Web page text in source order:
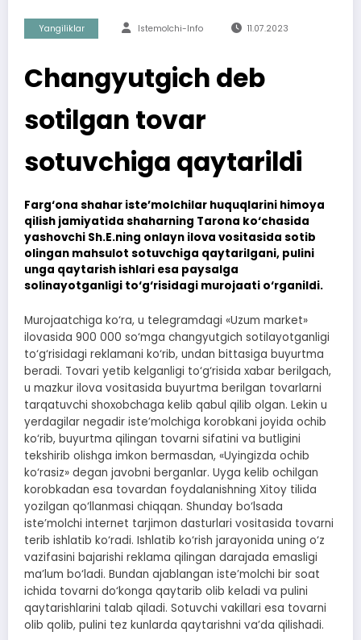
Yangiliklar Istemolchi-Info 11.07.2023
Changyutgich deb
sotilgan tovar
sotuvchiga qaytarildi
Farg‘ona shahar iste’molchilar huquqlarini himoya
qilish jamiyatida shaharning Tarona ko‘chasida
yashovchi Sh.E.ning onlayn ilova vositasida sotib
olingan mahsulot sotuvchiga qaytarilgani, pulini
unga qaytarish ishlari esa paysalga
solinayotganligi to‘g‘risidagi murojaati o‘rganildi.
Murojaatchiga ko‘ra, u telegramdagi «Uzum market»
ilovasida 900 000 so‘mga changyutgich sotilayotganligi
to‘g‘risidagi reklamani ko‘rib, undan bittasiga buyurtma
beradi. Tovari yetib kelganligi to‘g‘risida xabar berilgach,
u mazkur ilova vositasida buyurtma berilgan tovarlarni
tarqatuvchi shoxobchaga kelib qabul qilib olgan. Lekin u
yerdagilar negadir iste’molchiga korobkani joyida ochib
ko‘rib, buyurtma qilingan tovarni sifatini va butligini
tekshirib olishga imkon bermasdan, «Uyingizda ochib
ko‘rasiz» degan javobni berganlar. Uyga kelib ochilgan
korobkadan esa tovardan foydalanishning Xitoy tilida
yozilgan qo‘llanmasi chiqqan. Shunday bo‘lsada
iste’molchi internet tarjimon dasturlari vositasida tovarni
terib ishlatib ko‘radi. Ishlatib ko‘rish jarayonida uning o‘z
vazifasini bajarishi reklama qilingan darajada emasligi
ma’lum bo‘ladi. Bundan ajablangan iste’molchi bir soat
ichida tovarni do‘konga qaytarib olib keladi va pulini
qaytarishlarini talab qiladi. Sotuvchi vakillari esa tovarni
olib qolib, pulini tez kunlarda qaytarishni va’da qilishadi.